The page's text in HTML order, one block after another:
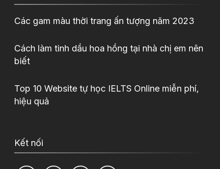
Các gam màu thời trang ấn tượng năm 2023
Cách làm tinh dầu hoa hồng tại nhà chị em nên
biết
Top 10 Website tự học IELTS Online miễn phí,
hiệu quả
Kết nối